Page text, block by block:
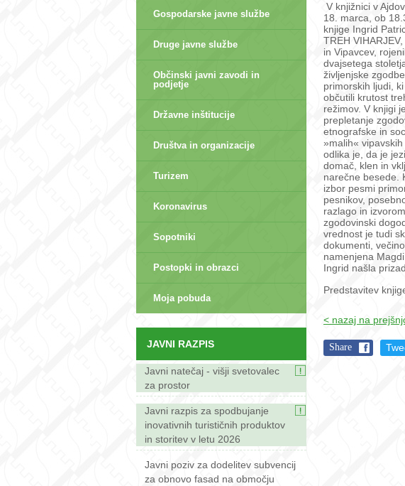
Gospodarske javne službe
Druge javne službe
Občinski javni zavodi in
podjetje
Državne inštitucije
Društva in organizacije
Turizem
Koronavirus
Sopotniki
Postopki in obrazci
Moja pobuda
JAVNI RAZPIS
Javni natečaj - višji svetovalec
za prostor
Javni razpis za spodbujanje
inovativnih turističnih produktov
in storitev v letu 2026
Javni poziv za dodelitev subvencij
za obnovo fasad na območju
V knjižnici v
18. marca, ob
knjige Ingrid
TREH
in Vipavcev,
dvajsetega
življenjske
primorskih ljudi,
občutili krutost
režimov. V knjigi
prepletanje
etnografske in
»malih«
odlika je, da je
domač, klen in
narečne besede.
izbor pesmi
pesnikov,
razlago in
zgodovinski
vrednost je tudi
dokumenti,
namenjena
Ingrid našla
Predstavitev
< nazaj na
Share